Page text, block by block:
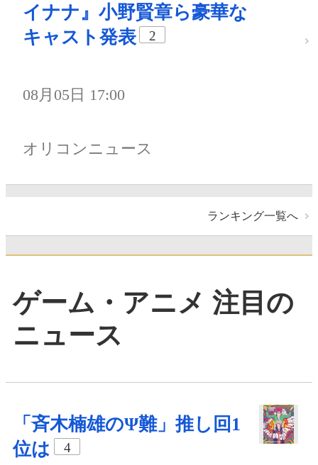
イナナ』小野賢章ら豪華な
キャスト発表
2
08月05日 17:00
オリコンニュース
ランキング一覧へ
ゲーム・アニメ 注目の
ニュース
「斉木楠雄のΨ難」推し回1
位は
4